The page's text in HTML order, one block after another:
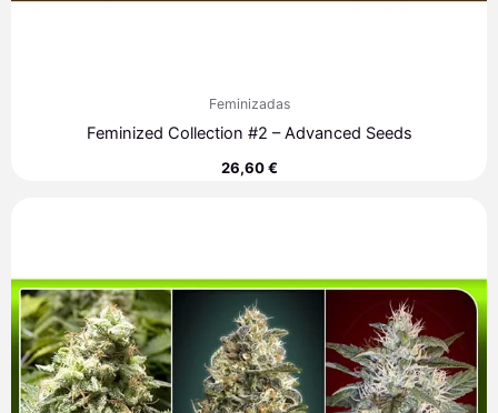
Feminizadas
Feminized Collection #2 – Advanced Seeds
26,60€